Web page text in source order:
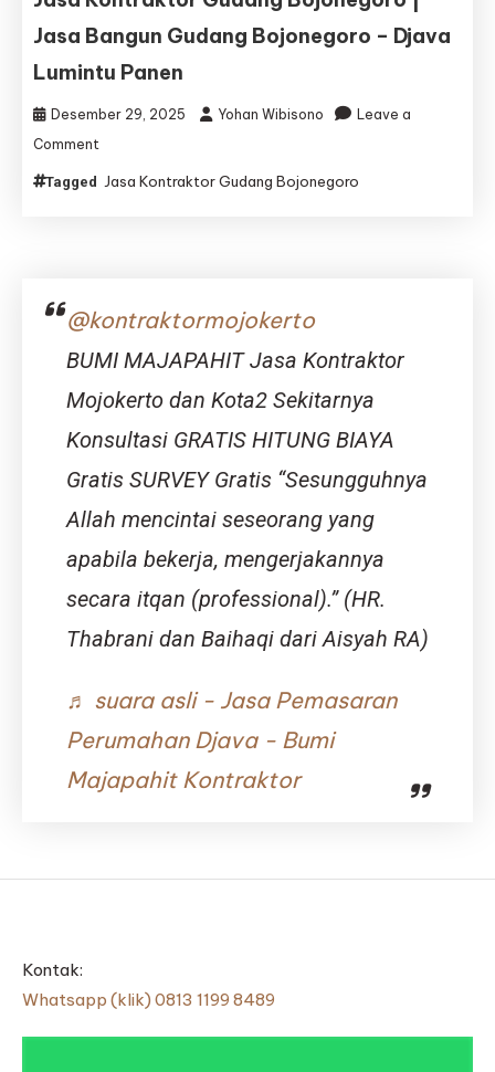
Gudang
Bondowoso
Djava
Lumintu
Jasa Bangun Gudang Bojonegoro – Djava
Lumintu Panen
Desember 29, 2025 Yohan Wibisono
Leave a
Comment
Kontraktor
Gudang
–
Djava
Panen
Tagged Jasa Kontraktor Gudang Bojonegoro
@kontraktormojokerto
BUMI MAJAPAHIT Jasa Kontraktor
Mojokerto dan Kota2 Sekitarnya
Konsultasi GRATIS HITUNG BIAYA
Gratis SURVEY Gratis “Sesungguhnya
Allah mencintai seseorang yang
apabila bekerja, mengerjakannya
secara itqan (professional).” (HR.
Thabrani dan Baihaqi dari Aisyah RA)
♬ suara asli - Jasa Pemasaran
Perumahan Djava - Bumi
Majapahit Kontraktor
Kontak:
Whatsapp (klik) 0813 1199 8489